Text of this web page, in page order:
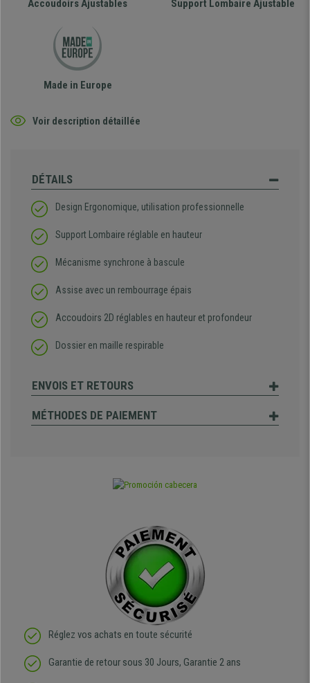
Accoudoirs Ajustables Support Lombaire Ajustable
Made in Europe
Voir description détaillée
DÉTAILS
Design Ergonomique, utilisation professionnelle
Support Lombaire réglable en hauteur
Mécanisme synchrone à bascule
Assise avec un rembourrage épais
Accoudoirs 2D réglables en hauteur et profondeur
Dossier en maille respirable
ENVOIS ET RETOURS
MÉTHODES DE PAIEMENT
Réglez vos achats en toute sécurité
Garantie de retour sous 30 Jours, Garantie 2 ans